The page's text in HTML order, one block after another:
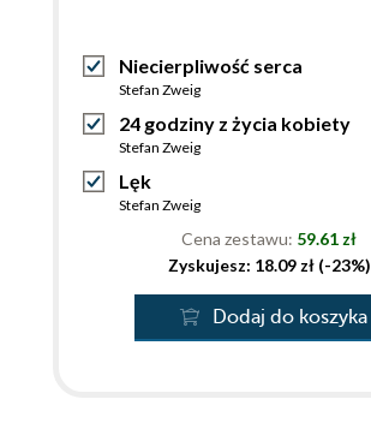
Niecierpliwość serca
Stefan Zweig
24 godziny z życia kobiety
Stefan Zweig
Lęk
Stefan Zweig
Cena zestawu: 59.61 zł
Zyskujesz: 18.09 zł (-23%)
Dodaj do koszyka